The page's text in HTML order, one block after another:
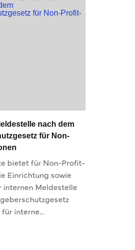
nach dem
für Non-
bietet für Non-Profit-
Einrichtung sowie
internen Meldestelle
für interne…